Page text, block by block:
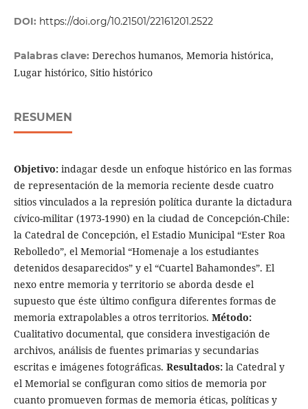
DOI: https://doi.org/10.21501/22161201.2522
Palabras clave: Derechos humanos, Memoria histórica,
Lugar histórico, Sitio histórico
RESUMEN
Objetivo:indagar desde un enfoque histórico en las formas
de representación de la memoria reciente desde cuatro
sitios vinculados a la represión política durante la dictadura
cívico-militar (1973-1990) en la ciudad de Concepción-Chile:
la Catedral de Concepción, el Estadio Municipal “Ester Roa
Rebolledo”, el Memorial “Homenaje a los estudiantes
detenidos desaparecidos” y el “Cuartel Bahamondes”. El
nexo entre memoria y territorio se aborda desde el
supuesto que éste último configura diferentes formas de
memoria extrapolables a otros territorios. Método:
Cualitativo documental, que considera investigación de
archivos, análisis de fuentes primarias y secundarias
escritas e imágenes fotográficas. Resultados:la Catedral y
el Memorial se configuran como sitios de memoria por
cuanto promueven formas de memoria éticas, políticas y